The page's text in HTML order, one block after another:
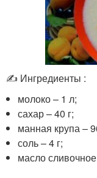
✍ Ингредиенты :
молоко – 1 л;
сахар – 40 г;
манная крупа –
соль – 4 г;
масло